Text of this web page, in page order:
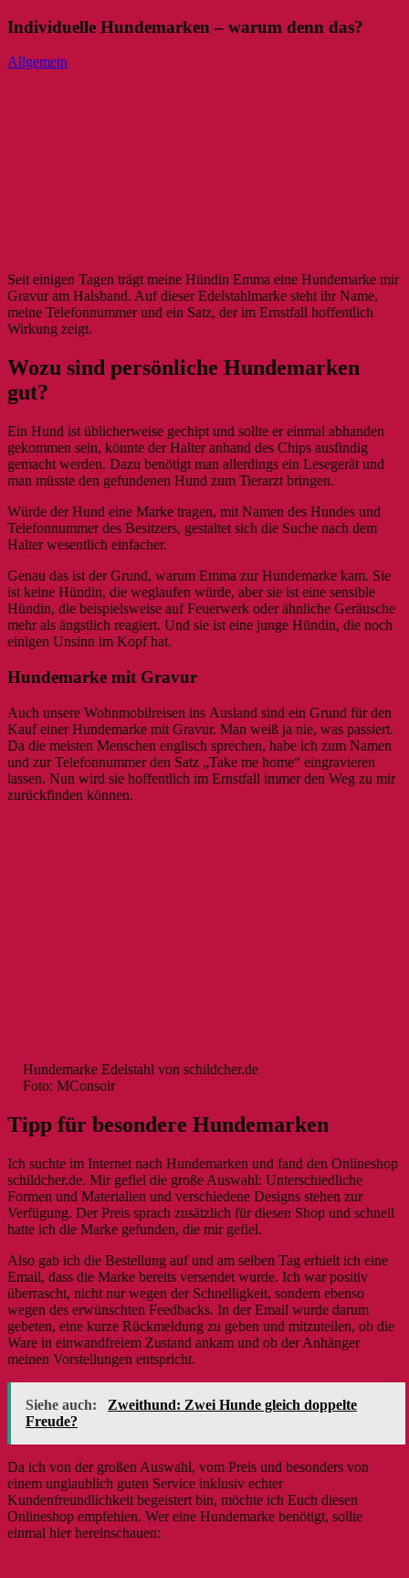
Individuelle Hundemarken – warum denn das?
Allgemein
Seit einigen Tagen trägt meine Hündin Emma eine Hundemarke mir
Gravur am Halsband. Auf dieser Edelstahlmarke steht ihr Name,
meine Telefonnummer und ein Satz, der im Ernstfall hoffentlich
Wirkung zeigt.
Wozu sind persönliche Hundemarken
gut?
Ein Hund ist üblicherweise gechipt und sollte er einmal abhanden
gekommen sein, könnte der Halter anhand des Chips ausfindig
gemacht werden. Dazu benötigt man allerdings ein Lesegerät und
man müsste den gefundenen Hund zum Tierarzt bringen.
Würde der Hund eine Marke tragen, mit Namen des Hundes und
Telefonnummer des Besitzers, gestaltet sich die Suche nach dem
Halter wesentlich einfacher.
Genau das ist der Grund, warum Emma zur Hundemarke kam. Sie
ist keine Hündin, die weglaufen würde, aber sie ist eine sensible
Hündin, die beispielsweise auf Feuerwerk oder ähnliche Geräusche
mehr als ängstlich reagiert. Und sie ist eine junge Hündin, die noch
einigen Unsinn im Kopf hat.
Hundemarke mit Gravur
Auch unsere Wohnmobilreisen ins Ausland sind ein Grund für den
Kauf einer Hundemarke mit Gravur. Man weiß ja nie, was passiert.
Da die meisten Menschen englisch sprechen, habe ich zum Namen
und zur Telefonnummer den Satz „Take me home“ eingravieren
lassen. Nun wird sie hoffentlich im Ernstfall immer den Weg zu mir
zurückfinden können.
Hundemarke Edelstahl von schildcher.de
Foto: MConsoir
Tipp für besondere Hundemarken
Ich suchte im Internet nach Hundemarken und fand den Onlineshop
schildcher.de. Mir gefiel die große Auswahl: Unterschiedliche
Formen und Materialien und verschiedene Designs stehen zur
Verfügung. Der Preis sprach zusätzlich für diesen Shop und schnell
hatte ich die Marke gefunden, die mir gefiel.
Also gab ich die Bestellung auf und am selben Tag erhielt ich eine
Email, dass die Marke bereits versendet wurde. Ich war positiv
überrascht, nicht nur wegen der Schnelligkeit, sondern ebenso
wegen des erwünschten Feedbacks. In der Email wurde darum
gebeten, eine kurze Rückmeldung zu geben und mitzuteilen, ob die
Ware in einwandfreiem Zustand ankam und ob der Anhänger
meinen Vorstellungen entspricht.
Siehe auch:
Zweithund: Zwei Hunde gleich doppelte
Freude?
Da ich von der großen Auswahl, vom Preis und besonders von
einem unglaublich guten Service inklusiv echter
Kundenfreundlichkeit begeistert bin, möchte ich Euch diesen
Onlineshop empfehlen. Wer eine Hundemarke benötigt, sollte
einmal hier hereinschauen: